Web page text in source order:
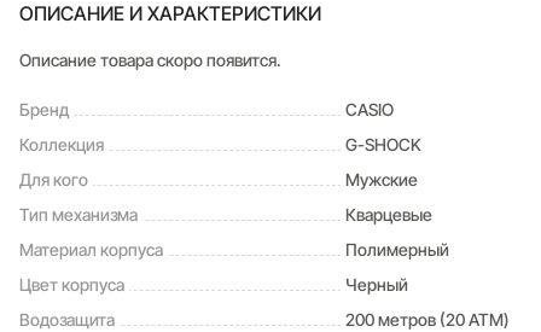
ОПИСАНИЕ И ХАРАКТЕРИСТИКИ
Описание товара скоро появится.
Бренд
CASIO
Коллекция
G-SHOCK
Для кого
Мужские
Тип механизма
Кварцевые
Материал корпуса
Полимерный
Цвет корпуса
Черный
Водозащита
200 метров (20 ATM)